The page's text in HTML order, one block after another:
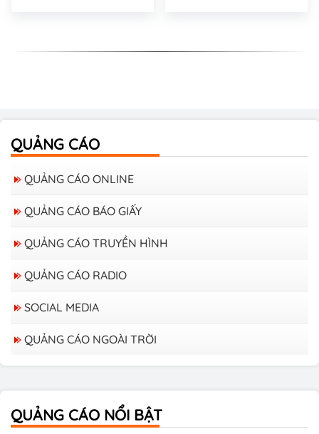
QUẢNG CÁO
QUẢNG CÁO ONLINE
QUẢNG CÁO BÁO GIẤY
QUẢNG CÁO TRUYỀN HÌNH
QUẢNG CÁO RADIO
SOCIAL MEDIA
QUẢNG CÁO NGOÀI TRỜI
QUẢNG CÁO NỔI BẬT
Bảng giá quảng cáo trên xe Bus
Bảng giá quảng cáo Báo Tuổi Trẻ